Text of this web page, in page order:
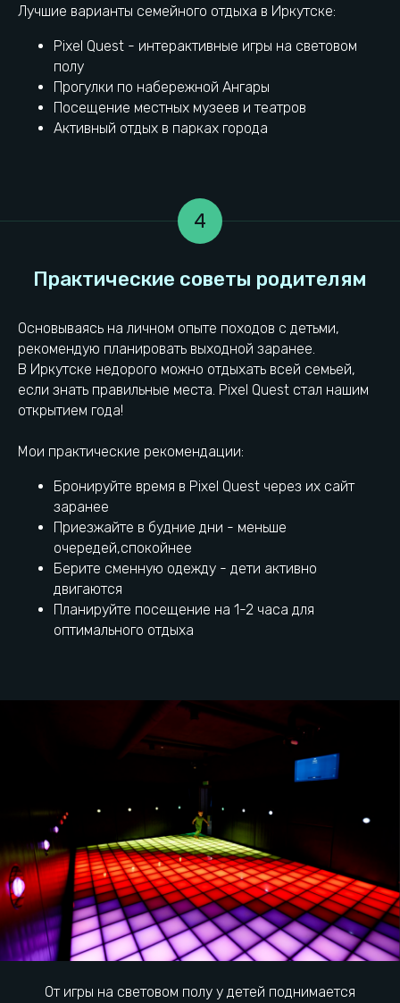
Лучшие варианты семейного отдыха в Иркутске:
Pixel Quest - интерактивные игры на световом
полу
Прогулки по набережной Ангары
Посещение местных музеев и театров
Активный отдых в парках города
4
Основываясь на личном опыте походов с детьми,
рекомендую планировать выходной заранее.
В Иркутске недорого можно отдыхать всей семьей,
если знать правильные места. Pixel Quest стал нашим
открытием года!
Мои практические рекомендации:
Бронируйте время в Pixel Quest через их сайт
заранее
Приезжайте в будние дни - меньше
очередей,спокойнее
Берите сменную одежду - дети активно
двигаются
Планируйте посещение на 1-2 часа для
оптимального отдыха
От игры на световом полу у детей поднимается
Пиксель Квест находится
в самом сердце Иркутска
Городская парковка
г. Иркутск, улица
Октябрьской Революции,
Как добраться
+7 (950) 137-12-34
Есть вопрос? Напиши нам:
Мероприятия
Детский день рождения
Корпоратив
Взрослый день рождения
Информация
Наши игры
Тарифы
Сертификаты
Правила игры
Вакансии
Выпускной
Тимбилдинг